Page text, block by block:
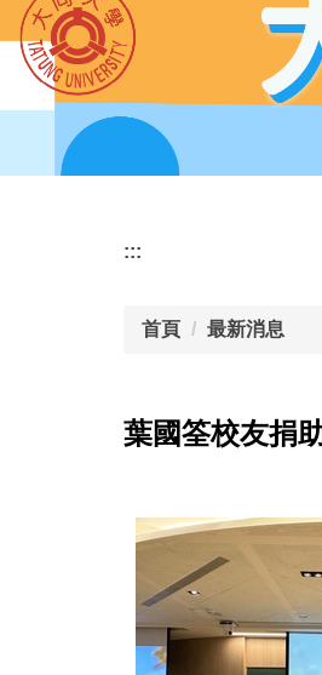
:::
首頁 最新消息
葉國筌校友捐